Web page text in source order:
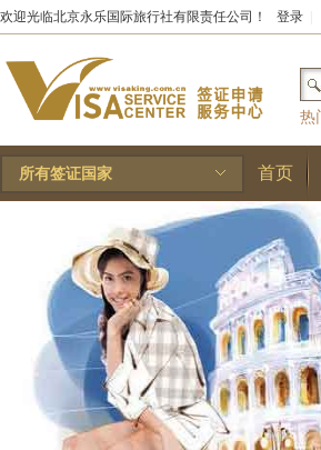
欢迎光临北京永乐国际旅行社有限责任公司！ 登录
热
和
所有签证国家 首页